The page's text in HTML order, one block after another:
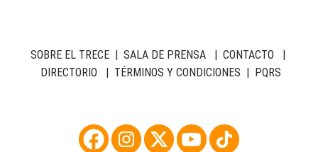
SOBRE EL TRECE| SALA DE PRENSA| CONTACTO |
DIRECTORIO | TÉRMINOS Y CONDICIONES | PQRS